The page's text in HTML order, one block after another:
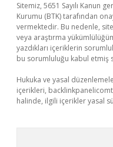
Sitemiz, 5651 Sayılı Kanun
Kurumu (BTK) tarafından
vermektedir. Bu nedenle,
veya araştırma
yazdıkları içeriklerin
bu sorumluluğu kabul etmiş
Hukuka ve yasal
içerikleri,
halinde, ilgili içerikler yasal